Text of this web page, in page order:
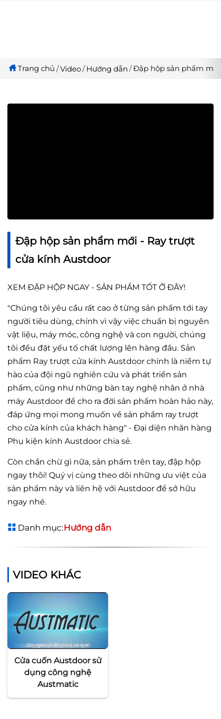
Trang chủ Video Hướng dẫn Đập hộp sản phẩm
Đập hộp sản phẩm mới - Ray trượt
cửa kính Austdoor
XEM ĐẬP HỘP NGAY - SẢN PHẨM TỐT Ở ĐÂY!
"Chúng tôi yêu cầu rất cao ở từng sản phẩm tới tay
người tiêu dùng, chính vì vậy việc chuẩn bị nguyên
vật liệu, máy móc, công nghệ và con người, chúng
tôi đều đặt yếu tố chất lượng lên hàng đầu. Sản
phẩm Ray trượt cửa kính Austdoor chính là niềm tự
hào của đội ngũ nghiên cứu và phát triển sản
phẩm, cũng như những bàn tay nghệ nhân ở nhà
máy Austdoor để cho ra đời sản phẩm hoàn hảo này,
đáp ứng mọi mong muốn về sản phẩm ray trượt
cho cửa kính của khách hàng" - Đại diện nhãn hàng
Phụ kiện kính Austdoor chia sẻ.
Còn chần chừ gì nữa, sản phẩm trên tay, đập hộp
ngay thôi! Quý vị cùng theo dõi những ưu việt của
sản phẩm này và liên hệ với Austdoor để sở hữu
ngay nhé.
Danh mục:Hướng dẫn
VIDEO KHÁC
Cửa cuốn Austdoor sử
dụng công nghệ
Austmatic